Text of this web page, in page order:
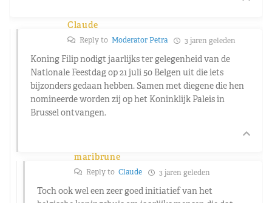
Claude
Reply to Moderator Petra 3 jaren geleden
Koning Filip nodigt jaarlijks ter gelegenheid van de
Nationale Feestdag op 21 juli 50 Belgen uit die iets
bijzonders gedaan hebben. Samen met diegene die hen
nomineerde worden zij op het Koninklijk Paleis in
Brussel ontvangen.
maribrune
Reply to Claude 3 jaren geleden
Toch ook wel een zeer goed initiatief van het